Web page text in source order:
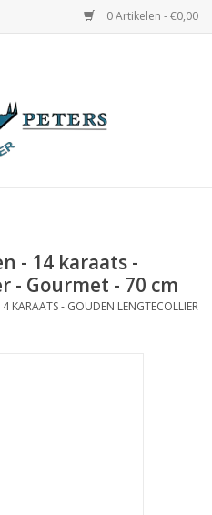
0 Artikelen - €0,00
- 14 karaats -
- Gourmet - 70 cm
KARAATS - GOUDEN LENGTECOLLIER